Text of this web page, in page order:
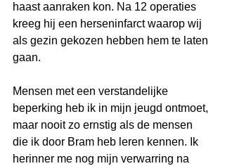
haast aanraken kon. Na 12 operaties
kreeg hij een herseninfarct waarop wij
als gezin gekozen hebben hem te laten
gaan.
Mensen met een verstandelijke
beperking heb ik in mijn jeugd ontmoet,
maar nooit zo ernstig als de mensen
die ik door Bram heb leren kennen. Ik
herinner me nog mijn verwarring na